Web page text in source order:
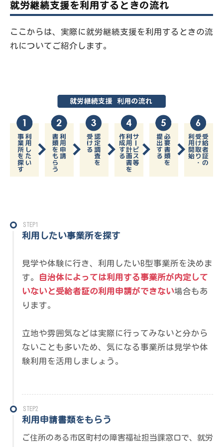
就労継続支援を利用するときの流れ
ここからは、実際に就労継続支援を利用するときの流
れについてご紹介します。
STEP1
利用したい事業所を探す
見学や体験に行き、利用したいB型事業所を決めま
す。
自治体によっては利用する事業所が内定して
いないと受給者証の利用申請ができない場合もあ
ります。
立地や雰囲気などは実際に行ってみないと分から
ないことも多いため、気になる事業所は見学や体
験利用を活用しましょう。
STEP2
利用申請書類をもらう
ご住所のある市区町村の障害福祉担当課窓口で、就労